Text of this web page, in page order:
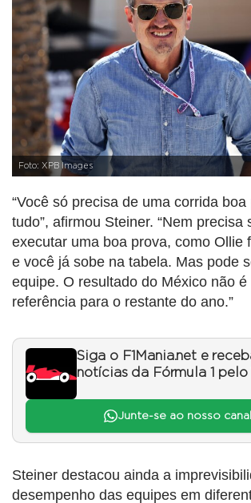
Foto: XPB Images
“Você só precisa de uma corrida
tudo”, afirmou Steiner. “Nem precisa
executar uma boa prova, como Ollie
e você já sobe na tabela. Mas pode
equipe. O resultado do México não é
referência para o restante do ano.”
Siga o F1Mania.net e
notícias da Fórmula 1
Junte-se ao nosso
Steiner destacou ainda a
desempenho das equipes em